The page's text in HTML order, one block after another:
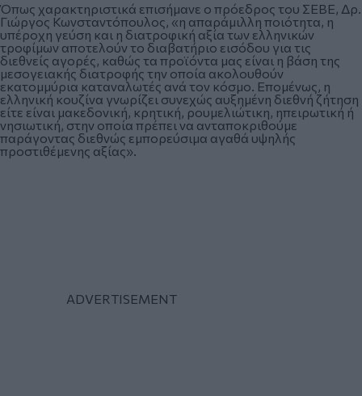
Όπως χαρακτηριστικά επισήμανε ο πρόεδρος του ΣΕΒΕ, Δρ.
Γιώργος Κωνσταντόπουλος, «η απαράμιλλη ποιότητα, η
υπέροχη γεύση και η διατροφική αξία των ελληνικών
τροφίμων αποτελούν το διαβατήριο εισόδου για τις
διεθνείς αγορές, καθώς τα προϊόντα μας είναι η βάση της
μεσογειακής διατροφής την οποία ακολουθούν
εκατομμύρια καταναλωτές ανά τον κόσμο. Επομένως, η
ελληνική κουζίνα γνωρίζει συνεχώς αυξημένη διεθνή ζήτηση
είτε είναι μακεδονική, κρητική, ρουμελιώτικη, ηπειρωτική ή
νησιωτική, στην οποία πρέπει να ανταποκριθούμε
παράγοντας διεθνώς εμπορεύσιμα αγαθά υψηλής
προστιθέμενης αξίας».